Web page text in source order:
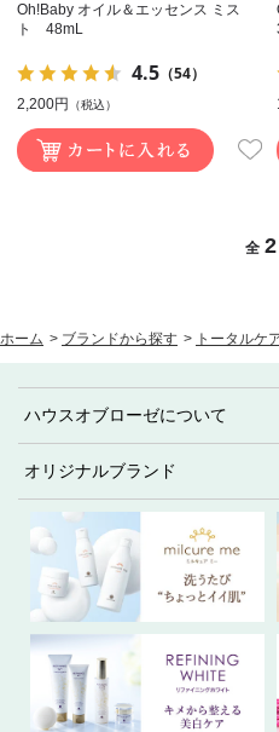
Oh!Baby オイル＆エッセンス ミス
ト 48mL
4.5（54）
2,200円 （税込）
全 2
ホーム > ブランドから探す > トータルケ
ハウスオブローゼについて
オリジナルブランド